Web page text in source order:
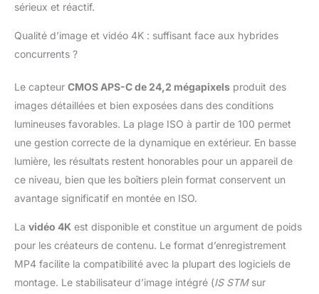
sérieux et réactif.
Qualité d’image et vidéo 4K : suffisant face aux hybrides
concurrents ?
Le capteur CMOS APS-C de 24,2 mégapixels produit des
images détaillées et bien exposées dans des conditions
lumineuses favorables. La plage ISO à partir de 100 permet
une gestion correcte de la dynamique en extérieur. En basse
lumière, les résultats restent honorables pour un appareil de
ce niveau, bien que les boîtiers plein format conservent un
avantage significatif en montée en ISO.
La vidéo 4K est disponible et constitue un argument de poids
pour les créateurs de contenu. Le format d’enregistrement
MP4 facilite la compatibilité avec la plupart des logiciels de
montage. Le stabilisateur d’image intégré (IS STMsur